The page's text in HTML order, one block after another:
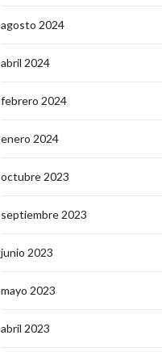
agosto 2024
abril 2024
febrero 2024
enero 2024
octubre 2023
septiembre 2023
junio 2023
mayo 2023
abril 2023